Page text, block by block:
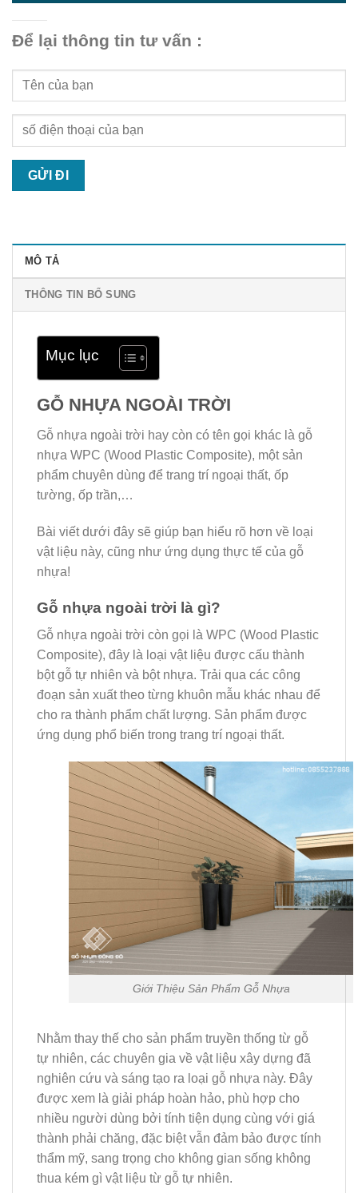
Để lại thông tin tư vấn :
MÔ TẢ
THÔNG TIN BỔ SUNG
Mục lục
GỖ NHỰA NGOÀI TRỜI
Gỗ nhựa ngoài trời hay còn có tên gọi khác là gỗ
nhựa WPC (Wood Plastic Composite), một sản
phẩm chuyên dùng để trang trí ngoại thất, ốp
tường, ốp trần,…
Bài viết dưới đây sẽ giúp bạn hiểu rõ hơn về loại
vật liệu này, cũng như ứng dụng thực tế của gỗ
nhựa!
Gỗ nhựa ngoài trời là gì?
Gỗ nhựa ngoài trời còn gọi là WPC (Wood Plastic
Composite), đây là loại vật liệu được cấu thành
bột gỗ tự nhiên và bột nhựa. Trải qua các công
đoạn sản xuất theo từng khuôn mẫu khác nhau để
cho ra thành phẩm chất lượng. Sản phẩm được
ứng dụng phổ biến trong trang trí ngoại thất.
Giới Thiệu Sản Phẩm Gỗ Nhựa
Nhằm thay thế cho sản phẩm truyền thống từ gỗ
tự nhiên, các chuyên gia về vật liệu xây dựng đã
nghiên cứu và sáng tạo ra loại gỗ nhựa này. Đây
được xem là giải pháp hoàn hảo, phù hợp cho
nhiều người dùng bởi tính tiện dụng cùng với giá
thành phải chăng, đặc biệt vẫn đảm bảo được tính
thẩm mỹ, sang trọng cho không gian sống không
thua kém gì vật liệu từ gỗ tự nhiên.